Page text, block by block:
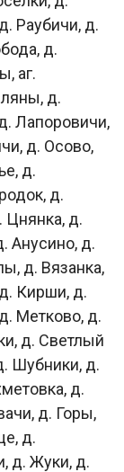
Раубичи, д.
д.
аг.
д.
Лапоровичи,
д. Осово,
д.
д.
Цнянка, д.
Анусино, д.
д. Вязанка,
Кирши, д.
Метково, д.
д. Светлый
Шубники, д.
д.
д. Горы,
д.
д. Жуки, д.